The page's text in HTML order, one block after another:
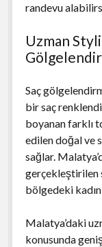
randevu
Uzman
Saç
bir saç
boyanan farklı
edilen doğal ve
sağlar.
gerçekleştirilen
bölgedeki
Malatya’daki
konusunda